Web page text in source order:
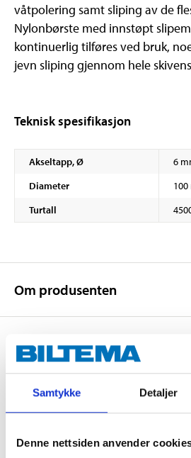
Samtykke Detaljer
Denne nettsiden anvender
våtpolering samt sliping av de
Nylonbørste med innstøpt
kontinuerlig tilføres ved bruk,
jevn sliping gjennom hele
Teknisk spesifikasjon
Akseltapp, Ø
6
Diameter
Turtall
Om produsenten
Kjøp &
Kjøp & Hent i ditt
LES MER